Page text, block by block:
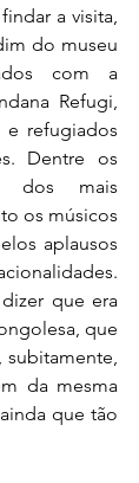
a visita,
do museu
com a
Refugi,
e refugiados
Dentre os
dos mais
os músicos
aplausos
que era
que
subitamente,
da mesma
que tão